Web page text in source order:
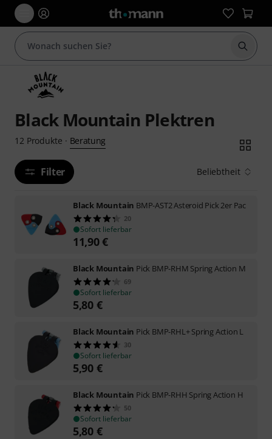
Suche
Black Mountain Plektren
12 Produkte · Beratung
Filter Beliebtheit
Black Mountain BMP-AST2 Asteroid Pick 2er Pac
20
Sofort lieferbar
11,90€
Black Mountain Pick BMP-RHM Spring Action M
69
Sofort lieferbar
5,80 €
Black Mountain Pick BMP-RHL+ Spring Action L
30
Sofort lieferbar
5,90 €
Black Mountain Pick BMP-RHH Spring Action H
50
Sofort lieferbar
5,80 €